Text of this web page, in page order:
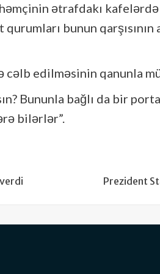
ətrafdakı
bunun
cəlb edilməsinin qanunla
Bununla bağlı da bir
bilərlər”.
Prezident